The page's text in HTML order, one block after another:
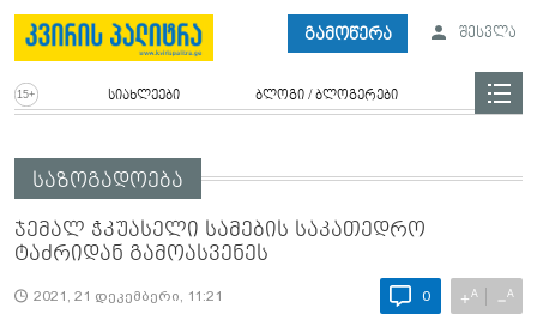
გამოწერა შესვლა
სიახლეები ბლოგი / ბლოგერები
საზოგადოება
ჯემალ ჭკუასელი სამების საკათედრო
ტაძრიდან გამოასვენეს
2021, 21 დეკემბერი, 11:21 0 +A −A